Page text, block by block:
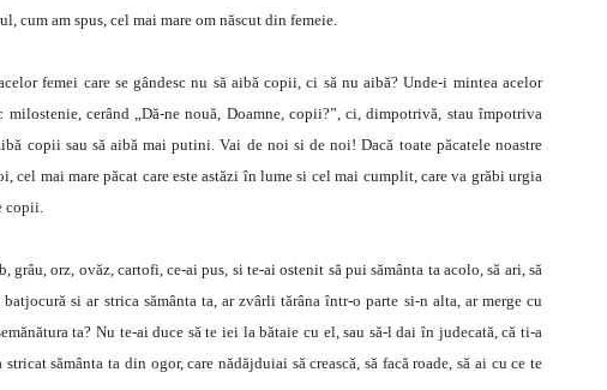
cum am spus, cel mai mare om născut din femeie.
femei care se gândesc nu să aibă copii, ci să nu aibă? Unde-i mintea acelor
milostenie, cerând „Dă-ne nouă, Doamne, copii?”, ci, dimpotrivă, stau împotriva
copii sau să aibă mai putini. Vai de noi si de noi! Dacă toate păcatele noastre
cel mai mare păcat care este astăzi în lume si cel mai cumplit, care va grăbi urgia
copii.
grâu, orz, ovăz, cartofi, ce-ai pus, si te-ai ostenit să pui sământa ta acolo, să ari, să
si ar strica sământa ta, ar zvârli tărâna într-o parte si-n alta, ar merge cu
ta? Nu te-ai duce să te iei la bătaie cu el, sau să-l dai în judecată, că ti-a
sământa ta din ogor, care nădăjduiai să crească, să facă roade, să ai cu ce te